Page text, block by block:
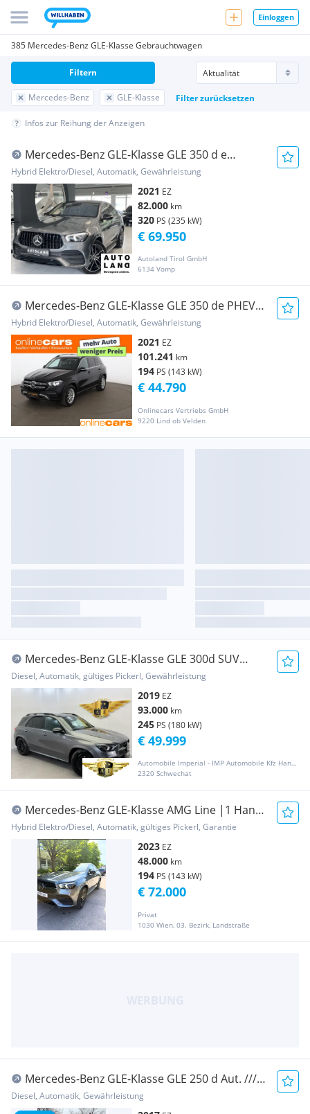
Einloggen
385 Mercedes-Benz GLE-Klasse Gebrauchtwagen
Mercedes-Benz GLE-Klasse Filter zurücksetzen
Filtern
Infos zur Reihung der Anzeigen
Mercedes-Benz GLE-Klasse GLE 350 d e
4MATIC AMG LINE Premium Plus
Hybrid Elektro/Diesel, Automatik, Gewährleistung
2021 EZ
82.000 km
320 PS (235 kW)
Autoland Tirol GmbH
6134 Vomp
€ 69.950
Mercedes-Benz GLE-Klasse GLE 350 de PHEV
4Matic Aut LED 360-CAM RADAR NAV
Hybrid Elektro/Diesel, Automatik, Gewährleistung
2021 EZ
101.241 km
194 PS (143 kW)
Onlinecars Vertriebs GmbH
9220 Lind ob Velden
€ 44.790
Mercedes-Benz GLE-Klasse GLE 300d SUV
4MATIC Aut. // AMG LINE // PANO //...
Diesel, Automatik, gültiges Pickerl, Gewährleistung
2019 EZ
93.000 km
245 PS (180 kW)
Automobile Imperial - IMP Automobile Kfz HandelsgmbH
2320 Schwechat
€ 49.999
Mercedes-Benz GLE-Klasse AMG Line |1 Hand
| Garantie|GLE 350 de 4MATIC
Hybrid Elektro/Diesel, Automatik, gültiges Pickerl, Garantie
2023 EZ
48.000 km
194 PS (143 kW)
Privat
1030 Wien, 03. Bezirk, Landstraße
€ 72.000
Mercedes-Benz GLE-Klasse GLE 250 d Aut. ///
SERVICE NEU /// FINANZIERUNG...
Diesel, Automatik, Gewährleistung